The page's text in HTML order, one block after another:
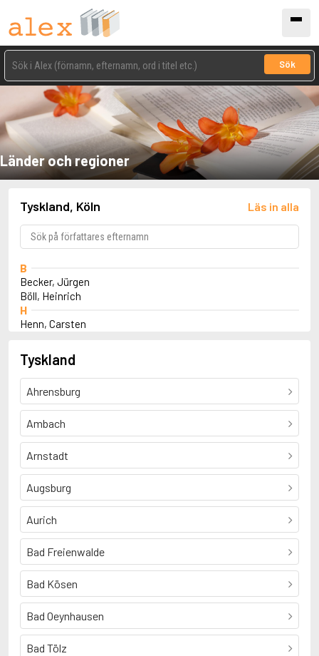
Sök
Länder och regioner
Tyskland, Köln Läs in alla
B
Becker, Jürgen
Böll, Heinrich
H
Henn, Carsten
Konsalik, Heinz G.
R
Rosenfeld, Astrid
S
Schätzing, Frank
Tyskland
Ahrensburg
Ambach
Arnstadt
Augsburg
Aurich
Bad Freienwalde
Bad Kösen
Bad Oeynhausen
Bad Tölz